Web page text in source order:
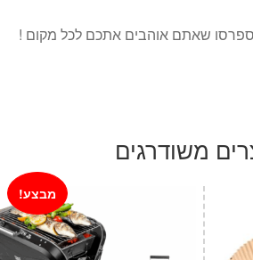
שאתם אוהבים אתכם לכל מקום !
משודרגים
מבצע!